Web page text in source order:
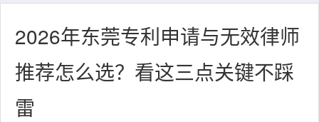
2026年东莞专利申请与无效律师
推荐怎么选？看这三点关键不踩
雷